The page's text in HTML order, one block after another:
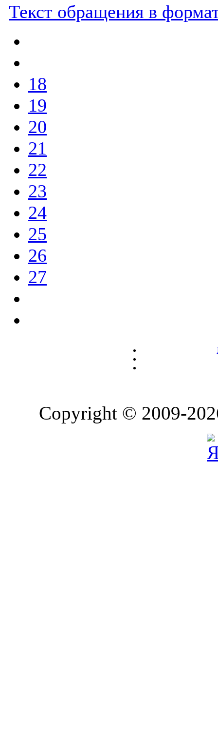
Текст обращения в
18
19
20
21
22
23
24
25
26
27
Copyright © 2009-